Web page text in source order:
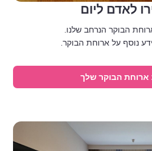
הבוקר הנרחב שלנו.
נוסף על ארוחת הבוקר.
הבוקר שלך